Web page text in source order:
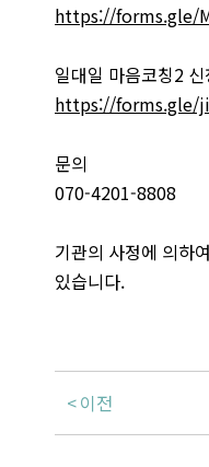
https://forms.gle/
일대일 마음코칭2 신
https://forms.gle/
문의
070-4201-8808
기관의 사정에 의하
있습니다.
이전